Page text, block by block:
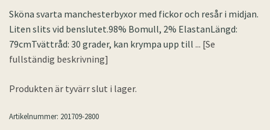
Sköna svarta manchesterbyxor med fickor och resår i midjan.
Liten slits vid benslutet.98% Bomull, 2% ElastanLängd:
79cmTvättråd: 30 grader, kan krympa upp till ... [Se
fullständig beskrivning]
Produkten är tyvärr slut i lager.
Artikelnummer: 201709-2800